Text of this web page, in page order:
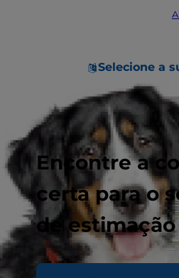
Selecione a
Encontre a
certa para o
de estimação